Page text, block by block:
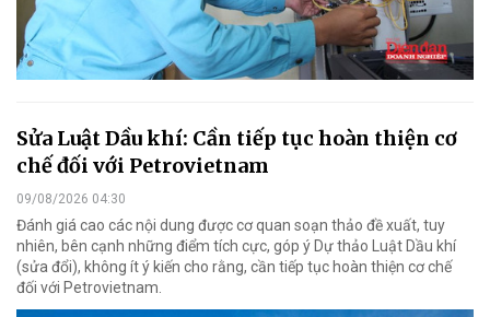
Sửa Luật Dầu khí: Cần tiếp tục hoàn thiện cơ
chế đối với Petrovietnam
09/08/2026 04:30
Đánh giá cao các nội dung được cơ quan soạn thảo đề xuất, tuy
nhiên, bên cạnh những điểm tích cực, góp ý Dự thảo Luật Dầu khí
(sửa đổi), không ít ý kiến cho rằng, cần tiếp tục hoàn thiện cơ chế
đối với Petrovietnam.